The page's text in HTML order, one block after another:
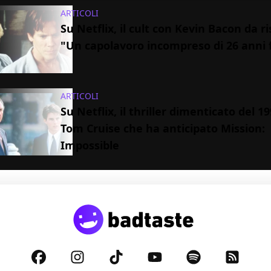
ARTICOLI
Su Netflix, il cult con Kevin Bacon da
"Un capolavoro incompreso di 26 anni
ARTICOLI
Su Netflix, il thriller dimenticato del
Tom Cruise che ha anticipato Mission:
Impossible